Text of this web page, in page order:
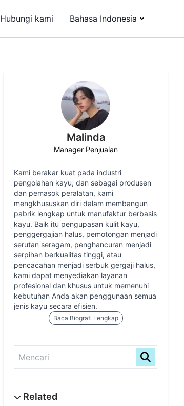
Hubungi kami Bahasa Indonesia
Malinda
Manager Penjualan
Kami berakar kuat pada industri
pengolahan kayu, dan sebagai produsen
dan pemasok peralatan, kami
mengkhususkan diri dalam membangun
pabrik lengkap untuk manufaktur berbasis
kayu. Baik itu pengupasan kulit kayu,
penggergajian halus, pemotongan menjadi
serutan seragam, penghancuran menjadi
serpihan berkualitas tinggi, atau
pencacahan menjadi serbuk gergaji halus,
kami dapat menyediakan layanan
profesional dan khusus untuk memenuhi
kebutuhan Anda akan penggunaan semua
jenis kayu secara efisien.
Baca Biografi Lengkap